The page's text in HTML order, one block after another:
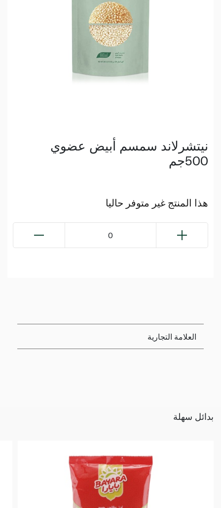
نيتشرلاند سمسم أبيض عضوي
500جم
هذا المنتج غير متوفر حاليا
0
العلامة التجارية
بدائل سهلة